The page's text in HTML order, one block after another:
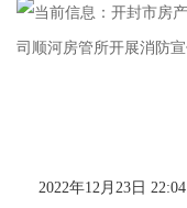
2022年12月23日 22:04